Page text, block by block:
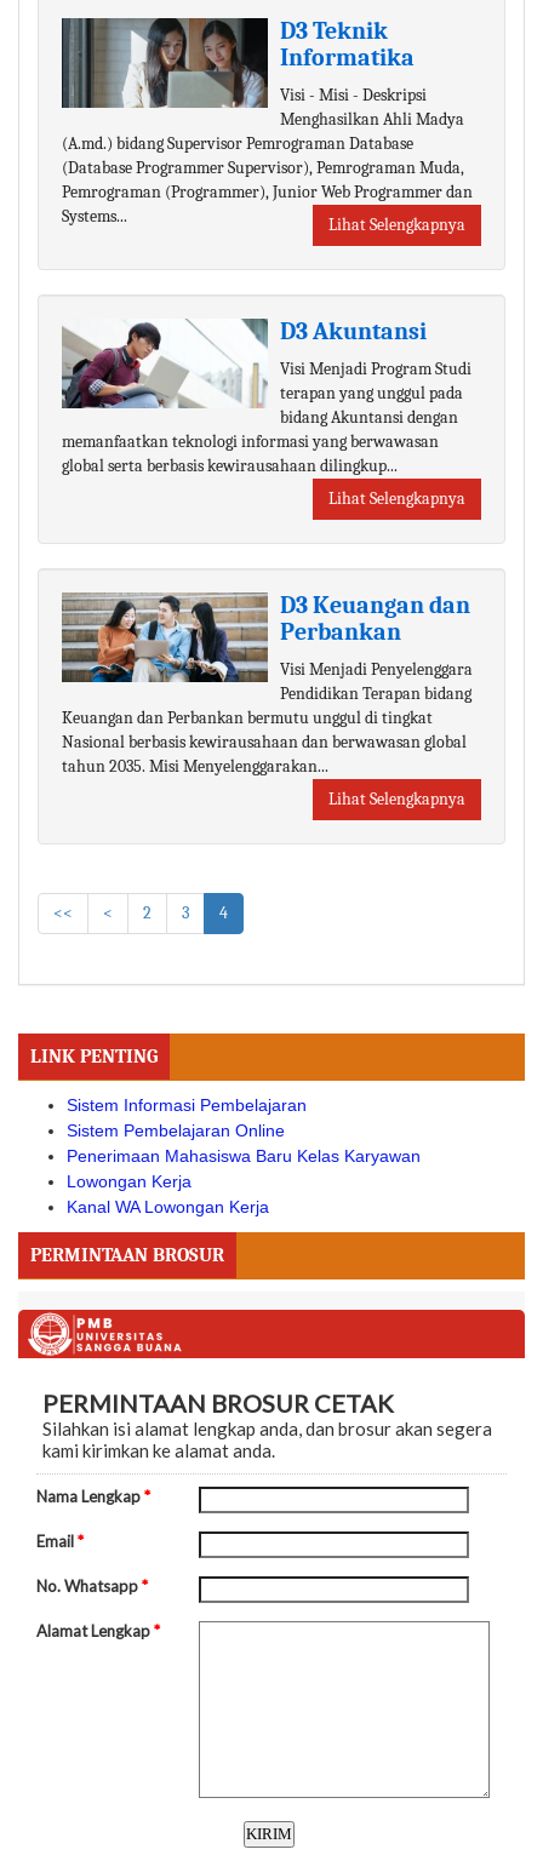
D3 Teknik
Informatika
Visi - Misi - Deskripsi
Menghasilkan Ahli Madya
(A.md.) bidang Supervisor Pemrograman Database
(Database Programmer Supervisor), Pemrograman Muda,
Pemrograman (Programmer), Junior Web Programmer dan
Systems...
Lihat Selengkapnya
D3 Akuntansi
Visi Menjadi Program Studi
terapan yang unggul pada
bidang Akuntansi dengan
memanfaatkan teknologi informasi yang berwawasan
global serta berbasis kewirausahaan dilingkup...
Lihat Selengkapnya
D3 Keuangan dan
Perbankan
Visi Menjadi Penyelenggara
Pendidikan Terapan bidang
Keuangan dan Perbankan bermutu unggul di tingkat
Nasional berbasis kewirausahaan dan berwawasan global
tahun 2035. Misi Menyelenggarakan...
Lihat Selengkapnya
<< < 2 3 4
LINK PENTING
Sistem Informasi Pembelajaran
Sistem Pembelajaran Online
Penerimaan Mahasiswa Baru Kelas Karyawan
Lowongan Kerja
Kanal WA Lowongan Kerja
PERMINTAAN BROSUR